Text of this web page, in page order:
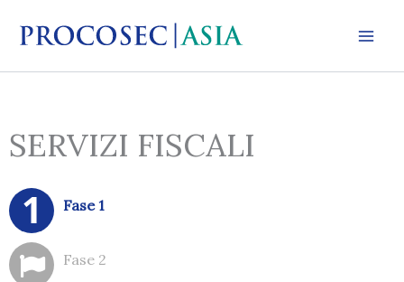
SERVIZI FISCALI
Informazioni di contatto
Fase 1
Fase 2